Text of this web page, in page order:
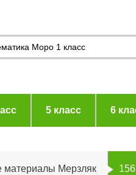
5 класс 6
материалы Мерзляк 156